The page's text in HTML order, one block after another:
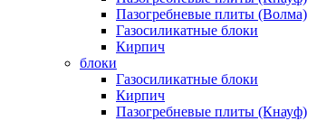
Пазогребневые плиты (Волма)
Газосиликатные блоки
Кирпич
блоки
Газосиликатные блоки
Кирпич
Пазогребневые плиты (Кнауф)